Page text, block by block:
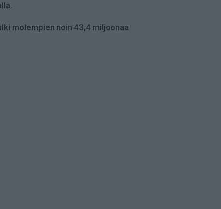
molempien noin 43,4 miljoonaa